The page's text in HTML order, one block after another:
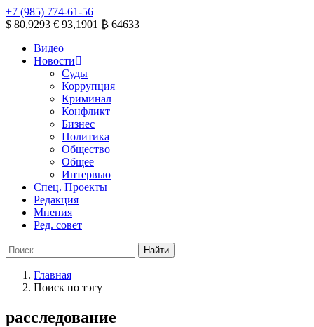
+7 (985) 774-61-56
$ 80,9293 € 93,1901 ₿ 64633
Видео
Новости
Суды
Коррупция
Криминал
Конфликт
Бизнес
Политика
Общество
Общее
Интервью
Спец. Проекты
Редакция
Мнения
Ред. совет
Главная
Поиск по тэгу
расследование